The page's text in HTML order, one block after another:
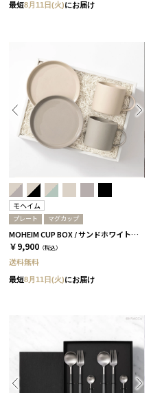
最短8月11日(火)にお届け
モヘイム
プレート マグカップ
MOHEIM CUP BOX / サンドホワイト＆グレー［モヘイム］
￥9,900 （税込）
送料無料
最短8月11日(火)にお届け